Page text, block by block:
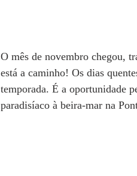
O mês de novembro chegou,
está a caminho! Os dias
temporada. É a oportunidade
paradisíaco à beira-mar na